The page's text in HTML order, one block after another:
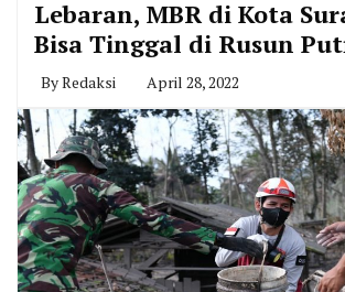
Lebaran, MBR di Kota
Bisa Tinggal di Rusun
ByRedaksi April 28, 2022